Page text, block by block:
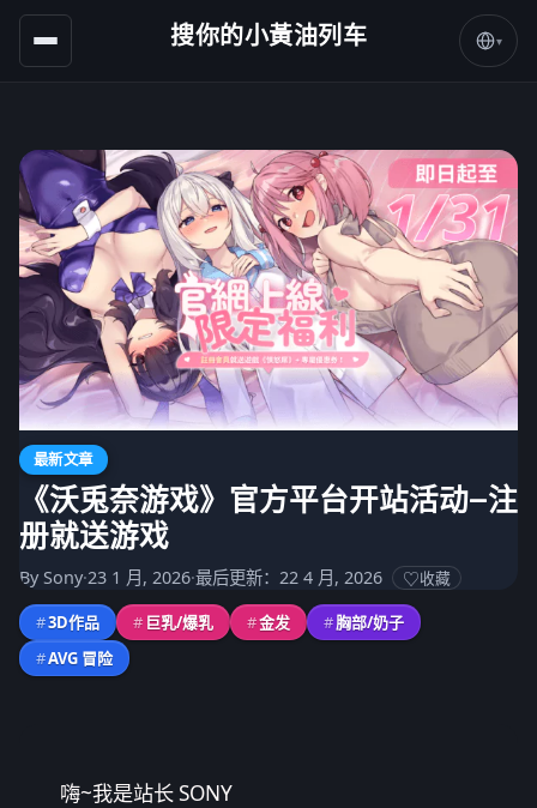
搜你的小黃油列车 ▾
最新文章
《沃兎奈游戏》官方平台开站活动—注
册就送游戏
By Sony·23 1 月, 2026·最后更新：22 4 月, 2026 收藏
#3D作品 # 巨乳/爆乳 #金发 #胸部/奶子
#AVG 冒险
嗨~我是站长 SONY